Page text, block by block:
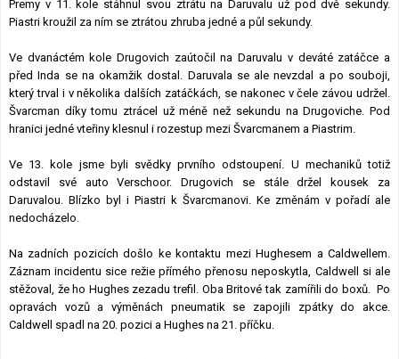
Premy v 11. kole stáhnul svou ztrátu na Daruvalu už pod dvě sekundy.
Piastri kroužil za ním se ztrátou zhruba jedné a půl sekundy.
Ve dvanáctém kole Drugovich zaútočil na Daruvalu v deváté zatáčce a
před Inda se na okamžik dostal. Daruvala se ale nevzdal a po souboji,
který trval i v několika dalších zatáčkách, se nakonec v čele závou udržel.
Švarcman díky tomu ztrácel už méně než sekundu na Drugoviche. Pod
hranici jedné vteřiny klesnul i rozestup mezi Švarcmanem a Piastrim.
Ve 13. kole jsme byli svědky prvního odstoupení. U mechaniků totiž
odstavil své auto Verschoor. Drugovich se stále držel kousek za
Daruvalou. Blízko byl i Piastri k Švarcmanovi. Ke změnám v pořadí ale
nedocházelo.
Na zadních pozicích došlo ke kontaktu mezi Hughesem a Caldwellem.
Záznam incidentu sice režie přímého přenosu neposkytla, Caldwell si ale
stěžoval, že ho Hughes zezadu trefil. Oba Britové tak zamířili do boxů. Po
opravách vozů a výměnách pneumatik se zapojili zpátky do akce.
Caldwell spadl na 20. pozici a Hughes na 21. příčku.